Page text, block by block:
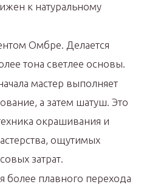
к натуральному
Омбре. Делается
тона светлее основы.
мастер выполняет
а затем шатуш. Это
окрашивания и
ощутимых
затрат.
более плавного перехода